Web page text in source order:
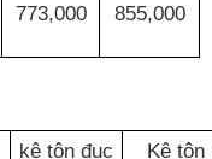
773,000 855,000
kệ tôn đục
Kệ tôn